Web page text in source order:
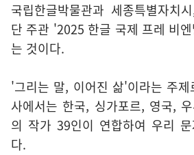
국립한글박물관과 세종특별자치
단 주관 '2025 한글 국제 프레 비
는 것이다.
'그리는 말, 이어진 삶'이라는 주
사에서는 한국, 싱가포르, 영국,
의 작가 39인이 연합하여 우리
다.